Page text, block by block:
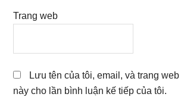
Trang web
Lưu tên của tôi, email, và trang
này cho lần bình luận kế tiếp của tôi.